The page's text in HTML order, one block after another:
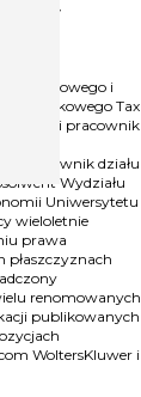
podatkowego i
podatkowego Tax
pracownik
kierownik działu
Wydziału
Uniwersytetu
wieloletnie
prawa
płaszczyznach
renomowanych
publikowanych
WoltersKluwer i